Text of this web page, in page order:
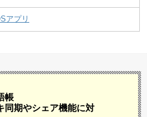
アプリ
帳
同期やシェア機能に対